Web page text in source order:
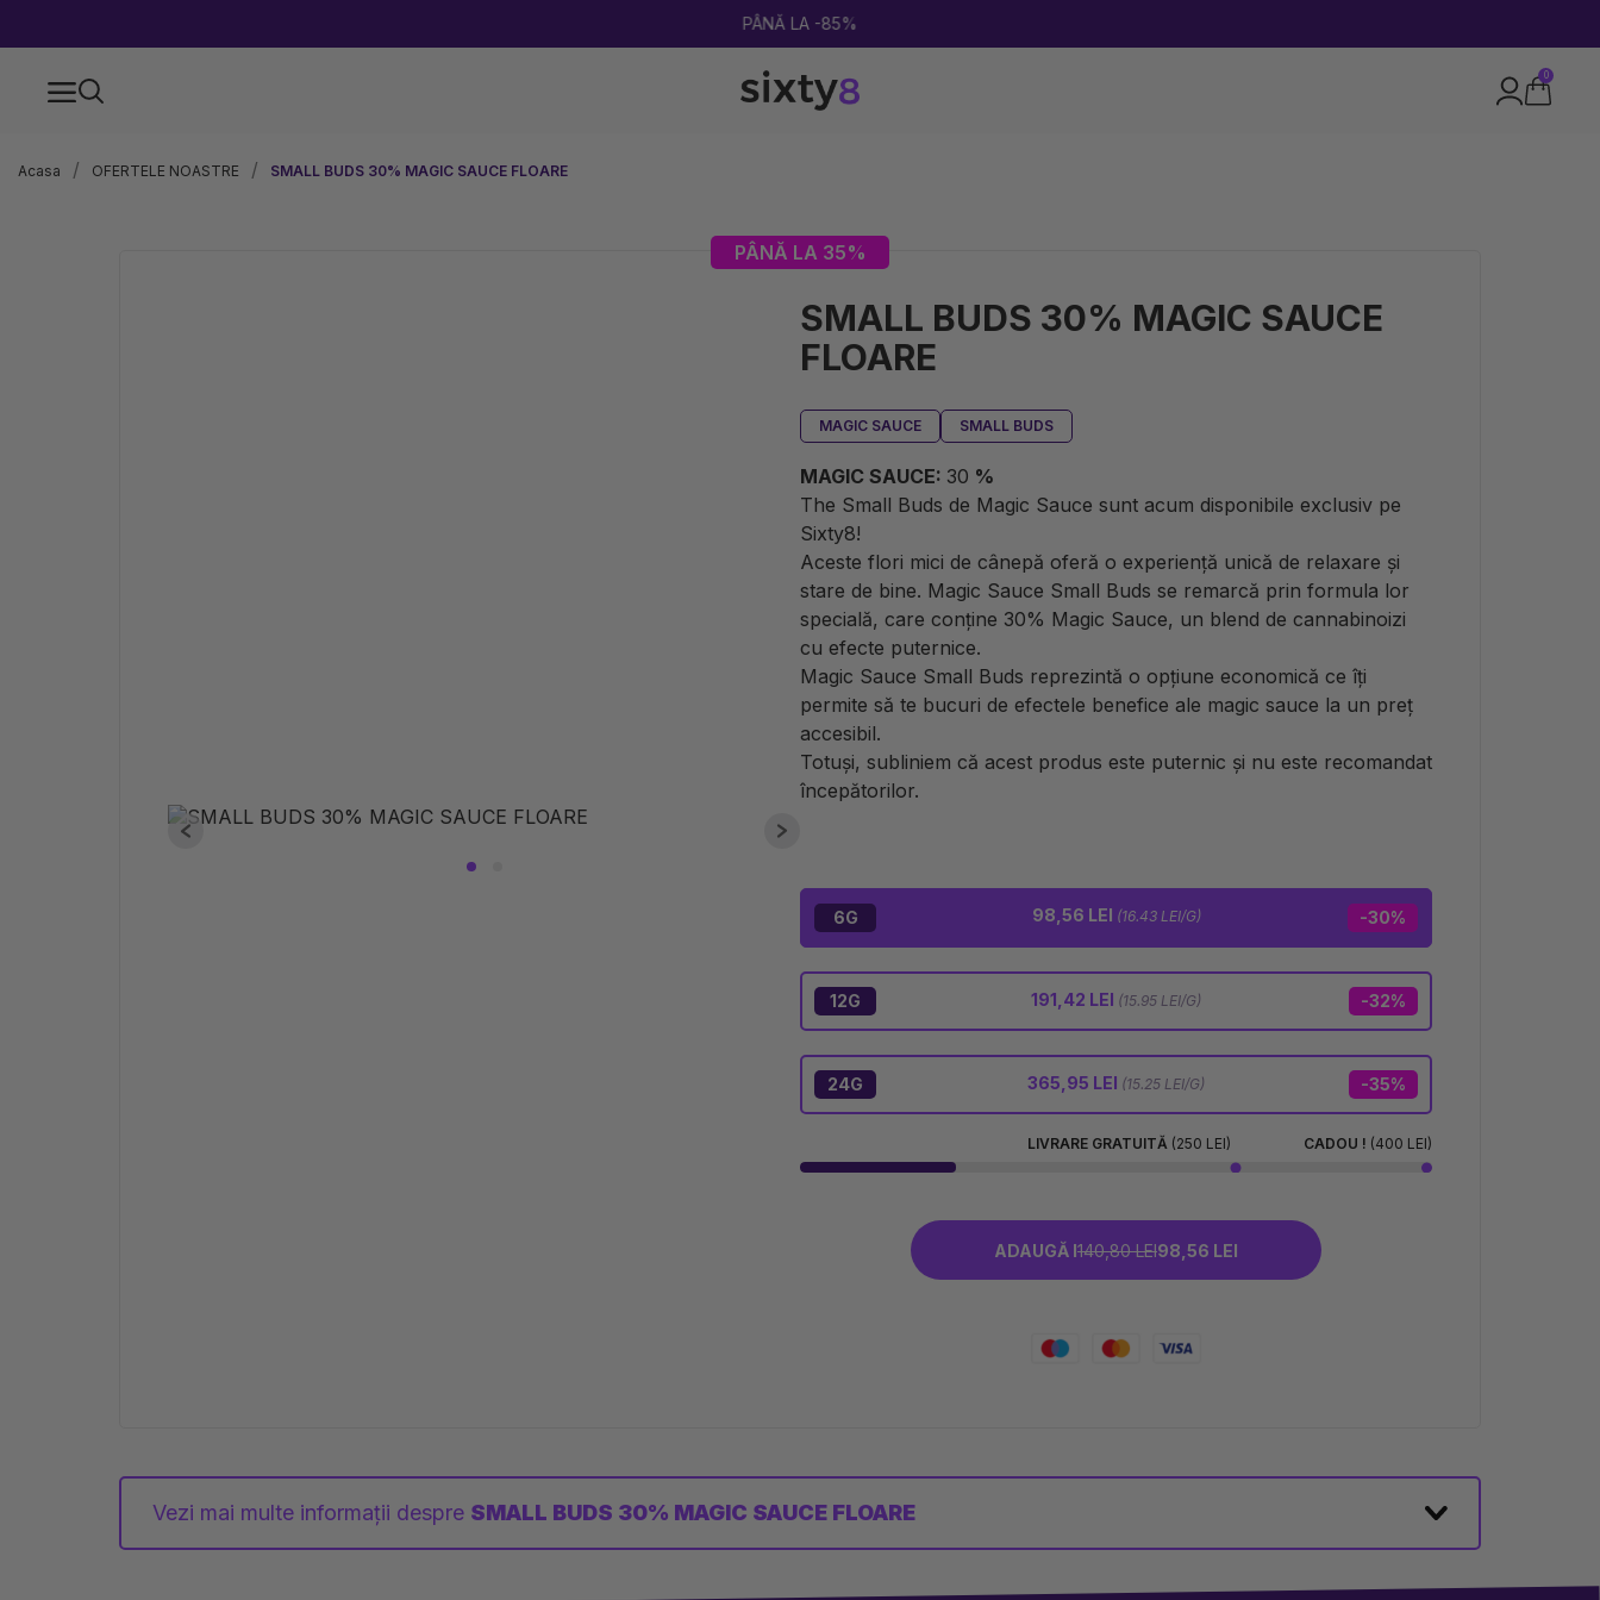
2 CUMPĂRATE = 1 CADOU
0
Acasa OFERTELE NOASTRE SMALL BUDS 30% MAGIC SAUCE FLOARE
PÂNĂ LA 35%
SMALL BUDS 30% MAGIC SAUCE
FLOARE
MAGIC SAUCE SMALL BUDS
MAGIC SAUCE: 30 %
The Small Buds de Magic Sauce sunt acum disponibile exclusiv pe
Sixty8!
Aceste flori mici de cânepă oferă o experiență unică de relaxare și
stare de bine. Magic Sauce Small Buds se remarcă prin formula lor
specială, care conține 30% Magic Sauce, un blend de cannabinoizi
cu efecte puternice.
Magic Sauce Small Buds reprezintă o opțiune economică ce îți
permite să te bucuri de efectele benefice ale magic sauce la un preț
accesibil.
Totuși, subliniem că acest produs este puternic și nu este recomandat
începătorilor.
6G -30%
98,56 LEI (16.43 LEI/G)
12G -32%
191,42 LEI (15.95 LEI/G)
24G -35%
365,95 LEI (15.25 LEI/G)
LIVRARE GRATUITĂ (250 LEI) CADOU ! (400 LEI)
ADAUGĂ I140,80 LEI98,56 LEI
Vezi mai multe informații despre SMALL BUDS 30% MAGIC SAUCE FLOARE